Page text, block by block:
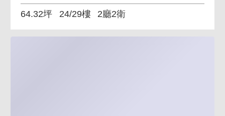
64.32坪 24/29樓 2廳2衛